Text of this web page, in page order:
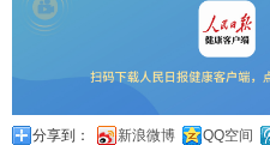
分享到： 新浪微博 QQ空间